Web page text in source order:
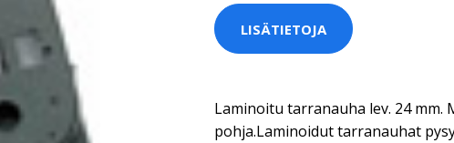
LISÄTIETOJA
Laminoitu tarranauha lev. 24 mm.
pohja.Laminoidut tarranauhat